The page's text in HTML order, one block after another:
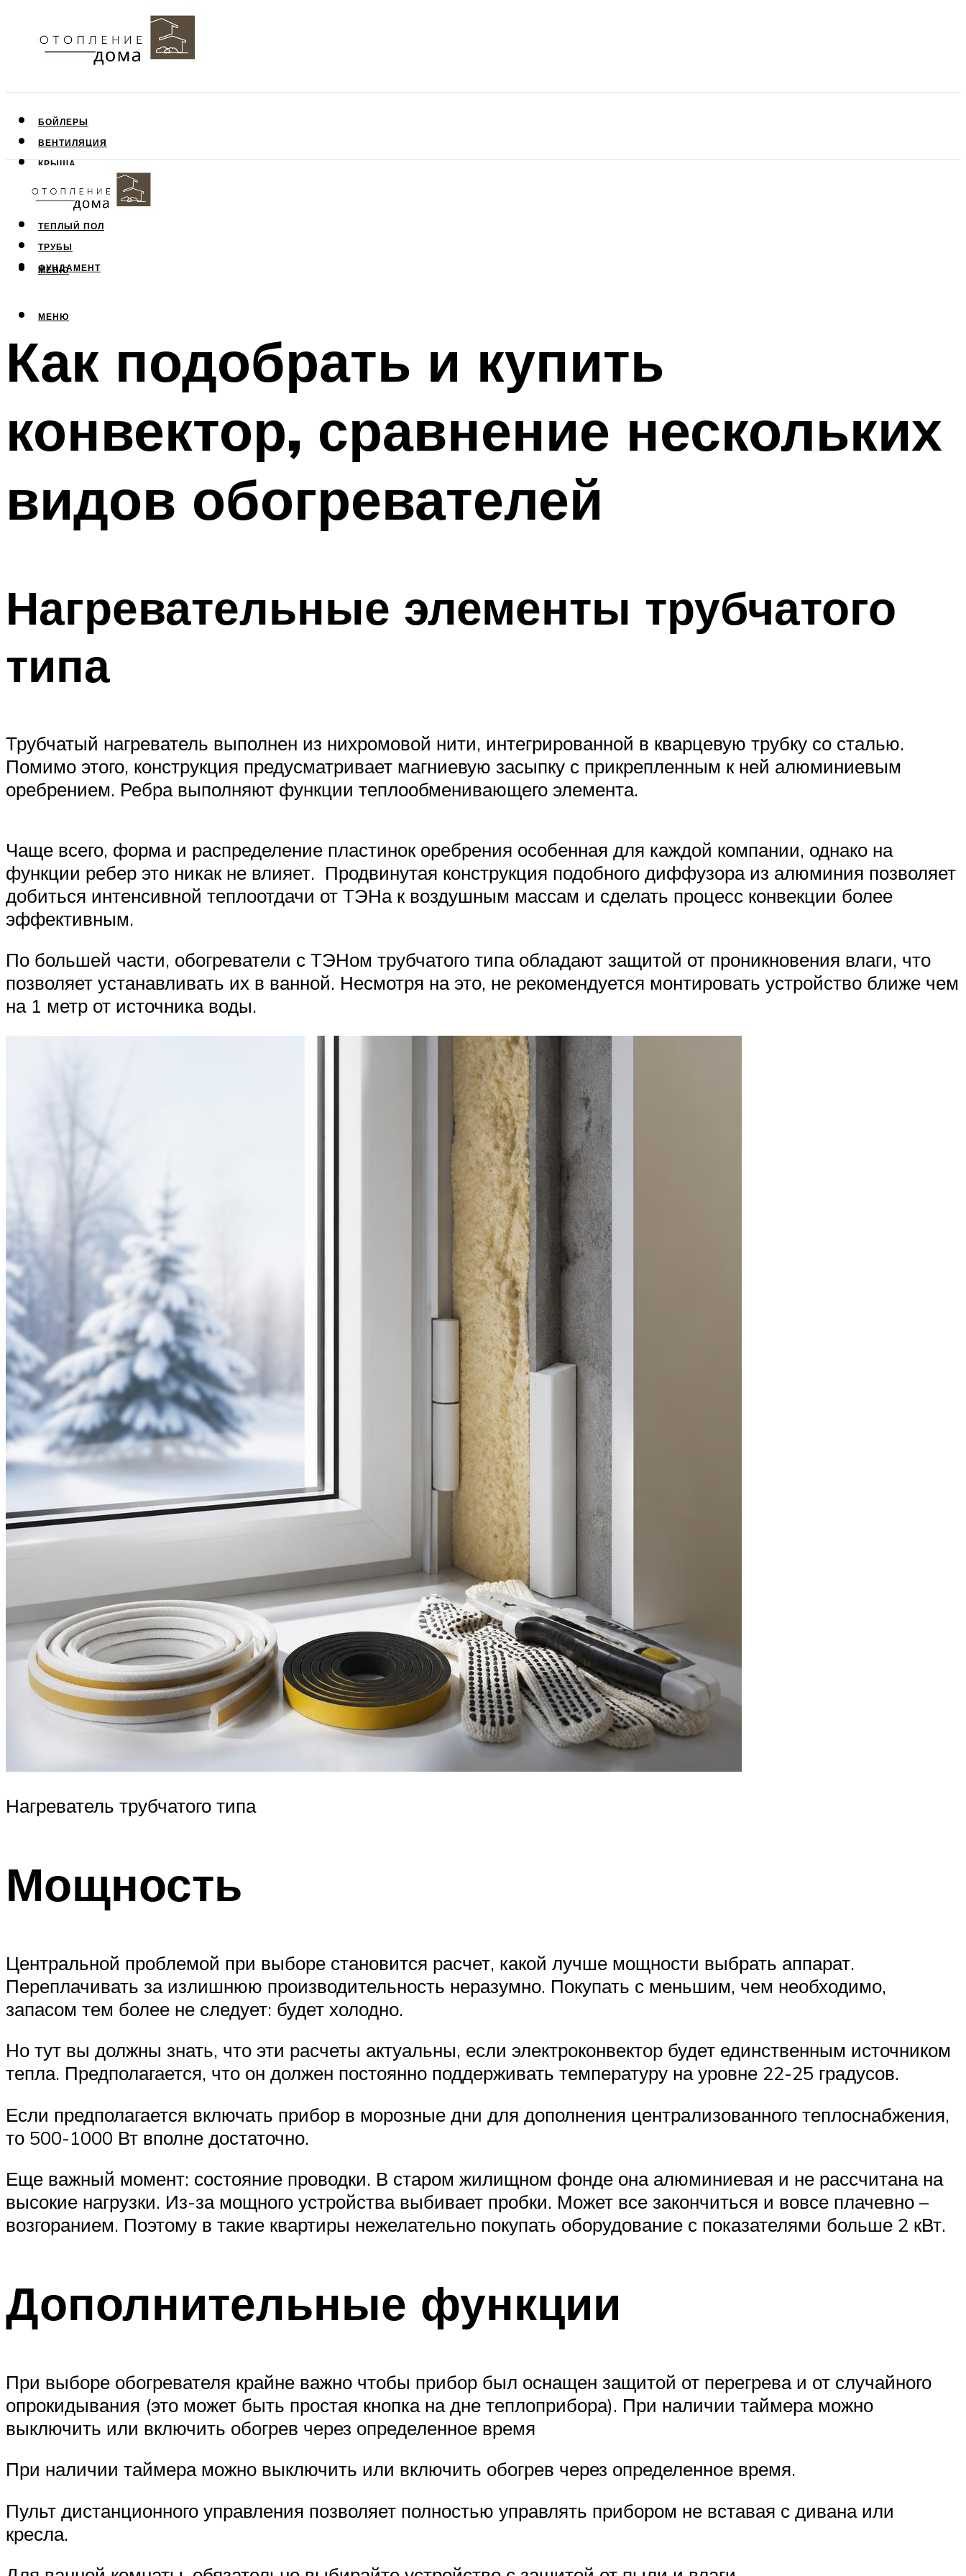
БОЙЛЕРЫ
ВЕНТИЛЯЦИЯ
КРЫША
СТЕНЫ
ТЕПЛЫЙ ПОЛ
ТРУБЫ
ФУНДАМЕНТ
МЕНЮ
МЕНЮ
Как подобрать и купить
конвектор, сравнение нескольких
видов обогревателей
Нагревательные элементы трубчатого
типа
Трубчатый нагреватель выполнен из нихромовой нити, интегрированной в кварцевую трубку со сталью.
Помимо этого, конструкция предусматривает магниевую засыпку с прикрепленным к ней алюминиевым
оребрением. Ребра выполняют функции теплообменивающего элемента.
Чаще всего, форма и распределение пластинок оребрения особенная для каждой компании, однако на
функции ребер это никак не влияет. Продвинутая конструкция подобного диффузора из алюминия позволяет
добиться интенсивной теплоотдачи от ТЭНа к воздушным массам и сделать процесс конвекции более
эффективным.
По большей части, обогреватели с ТЭНом трубчатого типа обладают защитой от проникновения влаги, что
позволяет устанавливать их в ванной. Несмотря на это, не рекомендуется монтировать устройство ближе чем
на 1 метр от источника воды.
Нагреватель трубчатого типа
Мощность
Центральной проблемой при выборе становится расчет, какой лучше мощности выбрать аппарат.
Переплачивать за излишнюю производительность неразумно. Покупать с меньшим, чем необходимо,
запасом тем более не следует: будет холодно.
Но тут вы должны знать, что эти расчеты актуальны, если электроконвектор будет единственным источником
тепла. Предполагается, что он должен постоянно поддерживать температуру на уровне 22-25 градусов.
Если предполагается включать прибор в морозные дни для дополнения централизованного теплоснабжения,
то 500-1000 Вт вполне достаточно.
Еще важный момент: состояние проводки. В старом жилищном фонде она алюминиевая и не рассчитана на
высокие нагрузки. Из-за мощного устройства выбивает пробки. Может все закончиться и вовсе плачевно –
возгоранием. Поэтому в такие квартиры нежелательно покупать оборудование с показателями больше 2 кВт.
Дополнительные функции
При выборе обогревателя крайне важно чтобы прибор был оснащен защитой от перегрева и от случайного
опрокидывания (это может быть простая кнопка на дне теплоприбора). При наличии таймера можно
выключить или включить обогрев через определенное время
При наличии таймера можно выключить или включить обогрев через определенное время.
Пульт дистанционного управления позволяет полностью управлять прибором не вставая с дивана или
кресла.